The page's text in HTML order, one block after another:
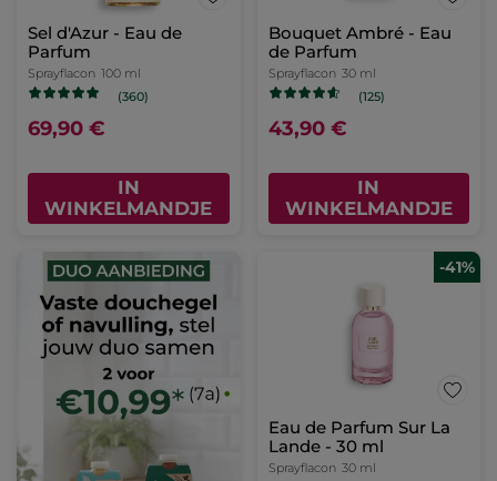
Sel d'Azur - Eau de
Parfum
Sprayflacon 100 ml
(360)
69,90 €
IN
WINKELMANDJE
Bouquet Ambré - Eau
de Parfum
Sprayflacon 30 ml
(125)
43,90 €
IN
WINKELMANDJE
-41%
Eau de Parfum Sur La
Lande - 30 ml
Sprayflacon 30 ml